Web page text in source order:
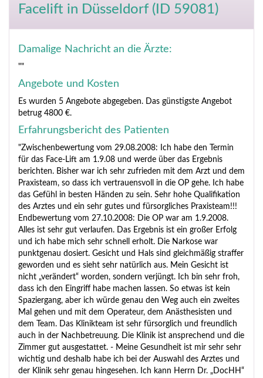
Facelift in Düsseldorf (ID 59081)
Damalige Nachricht an die Ärzte:
""
Angebote und Kosten
Es wurden 5 Angebote abgegeben. Das günstigste Angebot
betrug 4800 €.
Erfahrungsbericht des Patienten
"Zwischenbewertung vom 29.08.2008: Ich habe den Termin
für das Face-Lift am 1.9.08 und werde über das Ergebnis
berichten. Bisher war ich sehr zufrieden mit dem Arzt und dem
Praxisteam, so dass ich vertrauensvoll in die OP gehe. Ich habe
das Gefühl in besten Händen zu sein. Sehr hohe Qualifikation
des Arztes und ein sehr gutes und fürsorgliches Praxisteam!!!
Endbewertung vom 27.10.2008: Die OP war am 1.9.2008.
Alles ist sehr gut verlaufen. Das Ergebnis ist ein großer Erfolg
und ich habe mich sehr schnell erholt. Die Narkose war
punktgenau dosiert. Gesicht und Hals sind gleichmäßig straffer
geworden und es sieht sehr natürlich aus. Mein Gesicht ist
nicht „verändert“ worden, sondern verjüngt. Ich bin sehr froh,
dass ich den Eingriff habe machen lassen. So etwas ist kein
Spaziergang, aber ich würde genau den Weg auch ein zweites
Mal gehen und mit dem Operateur, dem Anästhesisten und
dem Team. Das Klinikteam ist sehr fürsorglich und freundlich
auch in der Nachbetreuung. Die Klinik ist ansprechend und die
Zimmer gut ausgestattet. - Meine Gesundheit ist mir sehr sehr
wichtig und deshalb habe ich bei der Auswahl des Arztes und
der Klinik sehr genau hingesehen. Ich kann Herrn Dr. „DocHH“